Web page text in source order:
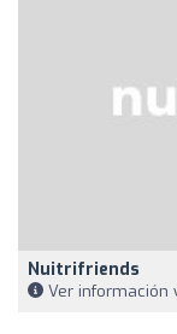
Nuitrifriends
Ver información